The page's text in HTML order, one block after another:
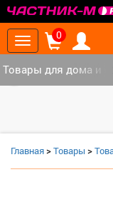
Toggle
navigation
0
Товары для дома и
Главная>Товары >
‹